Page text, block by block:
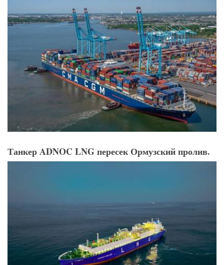
Танкер ADNOC LNG пересек Ормузский пролив.